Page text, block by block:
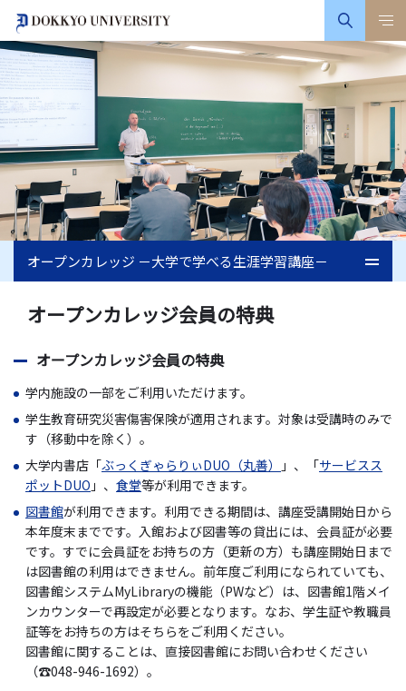
オープンカレッジ －大学で学べる生涯学習講座－
オープンカレッジ会員の特典
オープンカレッジ会員の特典
学内施設の一部をご利用いただけます。
学生教育研究災害傷害保険が適用されます。対象は受講時のみで
す（移動中を除く）。
大学内書店「ぶっくぎゃらりぃDUO（丸善） 」、「サービスス
ポットDUO 」、 食堂等が利用できます。
図書館が利用できます。利用できる期間は、講座受講開始日から
本年度末までです。入館および図書等の貸出には、会員証が必要
です。すでに会員証をお持ちの方（更新の方）も講座開始日まで
は図書館の利用はできません。前年度ご利用になられていても、
図書館システムMyLibraryの機能（PWなど）は、図書館1階メイ
ンカウンターで再設定が必要となります。なお、学生証や教職員
証等をお持ちの方はそちらをご利用ください。
図書館に関することは、直接図書館にお問い合わせください
（☎048-946-1692）。